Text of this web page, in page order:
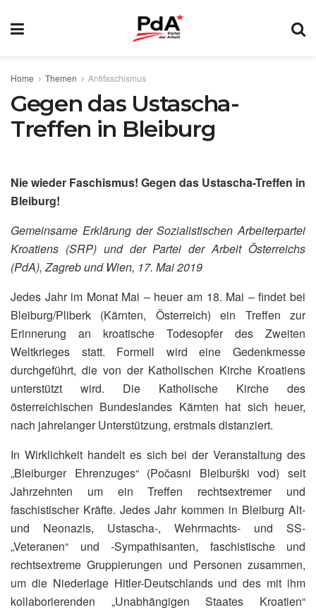
Home Themen Antifaschismus
Gegen das Ustascha-
Treffen in Bleiburg
Nie wieder Faschismus! Gegen das Ustascha-Treffen in
Bleiburg!
Gemeinsame Erklärung der Sozialistischen Arbeiterpartei
Kroatiens (SRP) und der Partei der Arbeit Österreichs
(PdA), Zagreb und Wien, 17. Mai 2019
Jedes Jahr im Monat Mai – heuer am 18. Mai – findet bei
Bleiburg/Pliberk (Kärnten, Österreich) ein Treffen zur
Erinnerung an kroatische Todesopfer des Zweiten
Weltkrieges statt. Formell wird eine Gedenkmesse
durchgeführt, die von der Katholischen Kirche Kroatiens
unterstützt wird. Die Katholische Kirche des
österreichischen Bundeslandes Kärnten hat sich heuer,
nach jahrelanger Unterstützung, erstmals distanziert.
In Wirklichkeit handelt es sich bei der Veranstaltung des
„Bleiburger Ehrenzuges“ (Počasni Bleiburški vod) seit
Jahrzehnten um ein Treffen rechtsextremer und
faschistischer Kräfte. Jedes Jahr kommen in Bleiburg Alt-
und Neonazis, Ustascha‑, Wehrmachts- und SS-
„Veteranen“ und ‑Sympathisanten, faschistische und
rechtsextreme Gruppierungen und Personen zusammen,
um die Niederlage Hitler-Deutschlands und des mit ihm
kollaborierenden „Unabhängigen Staates Kroatien“